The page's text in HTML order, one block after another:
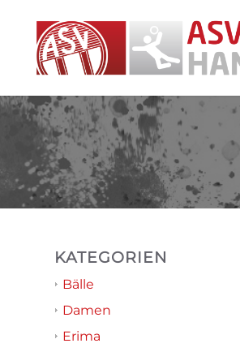
KATEGORIEN
Bälle
Damen
Erima